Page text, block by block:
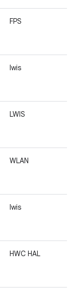
FPS
lwis
LWIS
WLAN
lwis
HWC HAL